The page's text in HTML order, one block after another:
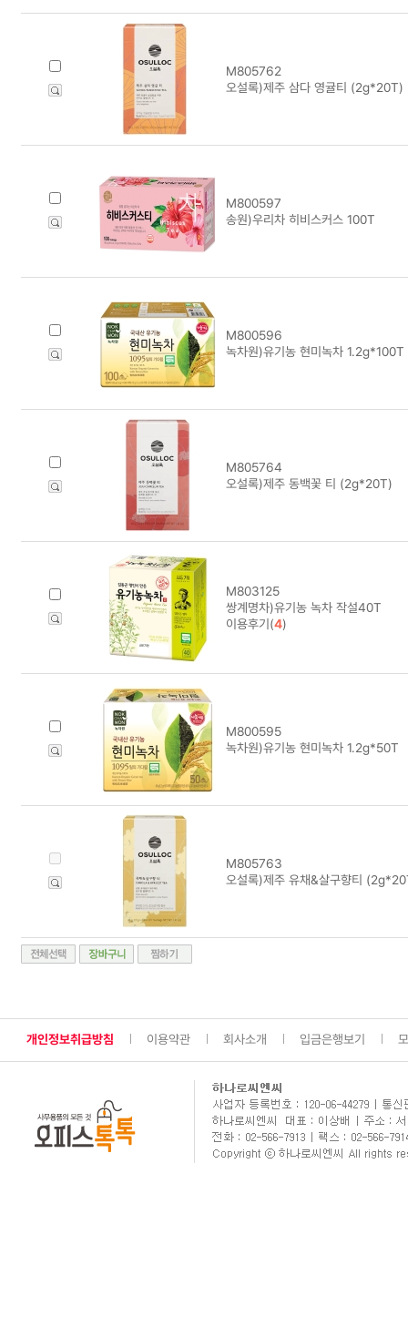
M805762
오설록)제주 삼다 영귤티 (2g*20T)
M800597
송원)우리차 히비스커스 100T
M800596
녹차원)유기농 현미녹차 1.2g*100T
M805764
오설록)제주 동백꽃 티 (2g*20T)
M803125
쌍계명차)유기농 녹차 작설40T
이용후기(4)
M800595
녹차원)유기농 현미녹차 1.2g*50T
M805763
오설록)제주 유채&살구향티
개인정보취급방침 이용약관 회사소개 입금은행보기